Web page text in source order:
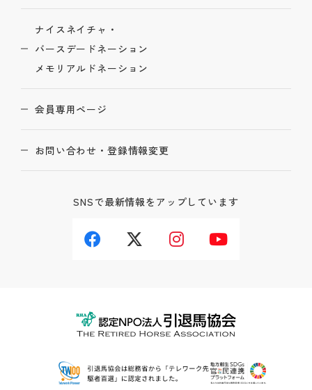
ナイスネイチャ・
バースデードネーション
メモリアルドネーション
会員専用ページ
お問い合わせ・登録情報変更
SNSで最新情報をアップしています